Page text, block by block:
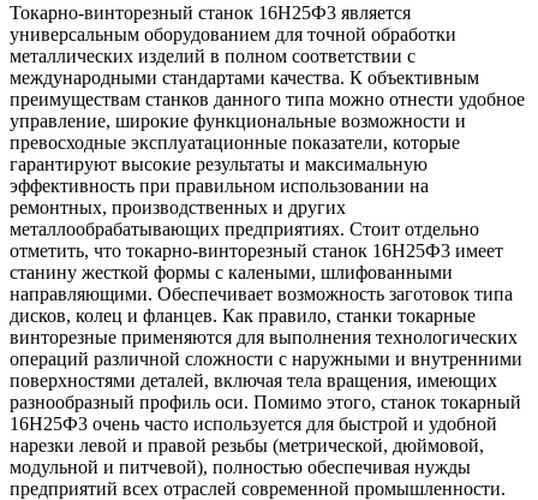
Токарно-винторезный станок 16Н25Ф3 является
универсальным оборудованием для точной обработки
металлических изделий в полном соответствии с
международными стандартами качества. К объективным
преимуществам станков данного типа можно отнести удобное
управление, широкие функциональные возможности и
превосходные эксплуатационные показатели, которые
гарантируют высокие результаты и максимальную
эффективность при правильном использовании на
ремонтных, производственных и других
металлообрабатывающих предприятиях. Стоит отдельно
отметить, что токарно-винторезный станок 16Н25Ф3 имеет
станину жесткой формы с калеными, шлифованными
направляющими. Обеспечивает возможность заготовок типа
дисков, колец и фланцев. Как правило, станки токарные
винторезные применяются для выполнения технологических
операций различной сложности с наружными и внутренними
поверхностями деталей, включая тела вращения, имеющих
разнообразный профиль оси. Помимо этого, станок токарный
16Н25Ф3 очень часто используется для быстрой и удобной
нарезки левой и правой резьбы (метрической, дюймовой,
модульной и питчевой), полностью обеспечивая нужды
предприятий всех отраслей современной промышленности.